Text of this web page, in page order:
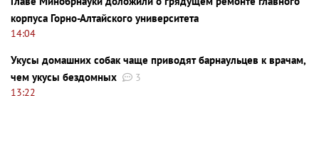
корпуса Горно-Алтайского университета
14:04
Укусы домашних собак чаще приводят барнаульцев к врачам,
чем укусы бездомных
3
13:22